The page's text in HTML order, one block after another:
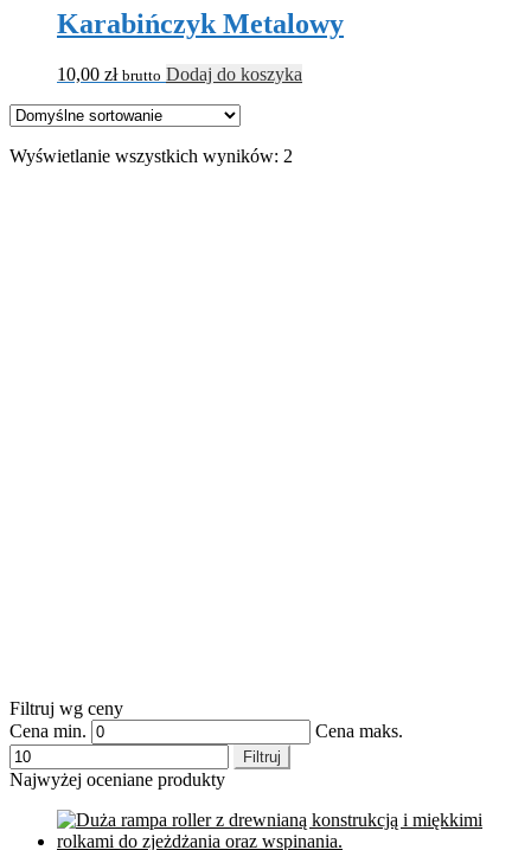
Karabińczyk Metalowy
10,00 zł brutto Dodaj do koszyka
Wyświetlanie wszystkich wyników: 2
Filtruj wg ceny
Cena min.
Cena maks.
Filtruj
Najwyżej oceniane produkty